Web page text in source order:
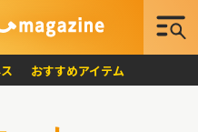
おすすめアイテム